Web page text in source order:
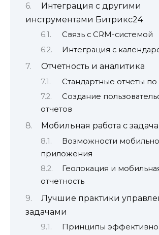
Интеграция с другими
инструментами Битрикс24
Связь с CRM-системой
Интеграция с
Отчетность и аналитика
Стандартные отчеты по
Создание
отчетов
Мобильная работа с
Возможности
приложения
Геолокация и
отчетность
Лучшие практики
задачами
Принципы